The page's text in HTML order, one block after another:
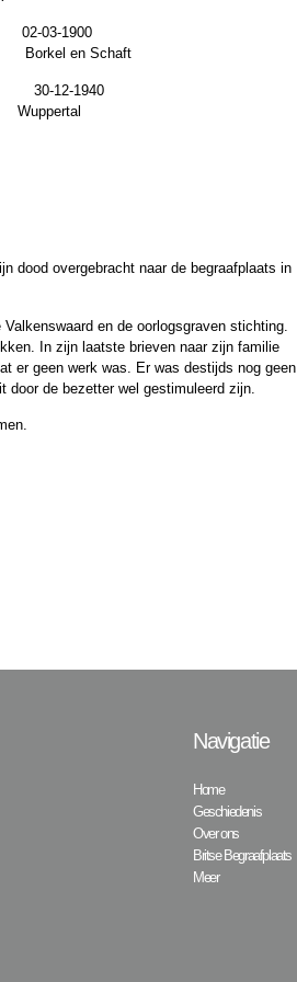
02-03-1900
en Schaft
1940
Wuppertal
dood overgebracht naar de begraafplaats in
en de oorlogsgraven stichting.
In zijn laatste brieven naar zijn familie
er geen werk was. Er was destijds nog geen
de bezetter wel gestimuleerd zijn.
Navigatie
Home
Geschiedenis
Over ons
Britse Begraafplaats
Meer